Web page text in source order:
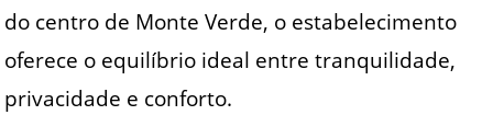
do centro de Monte Verde, o estabelecimento
oferece o equilíbrio ideal entre tranquilidade,
privacidade e conforto.